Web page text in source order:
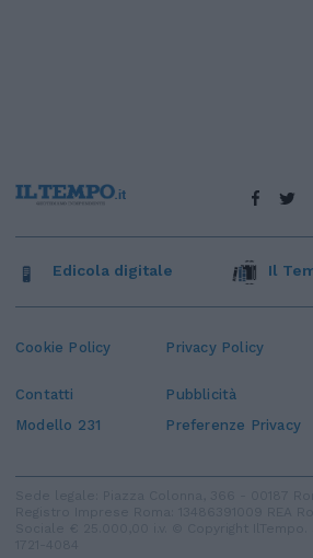
Cookie Policy Privacy Policy
Contatti Pubblicità
Modello 231
Preferenze Privacy
Edicola digitale Il